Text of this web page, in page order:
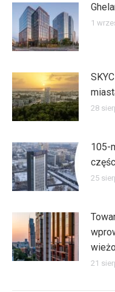
1
28
105-
25
21